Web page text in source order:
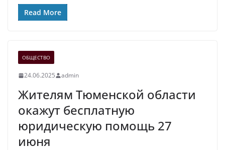
Read More
ОБЩЕСТВО
24.06.2025 admin
Жителям Тюменской области
окажут бесплатную
юридическую помощь 27
июня